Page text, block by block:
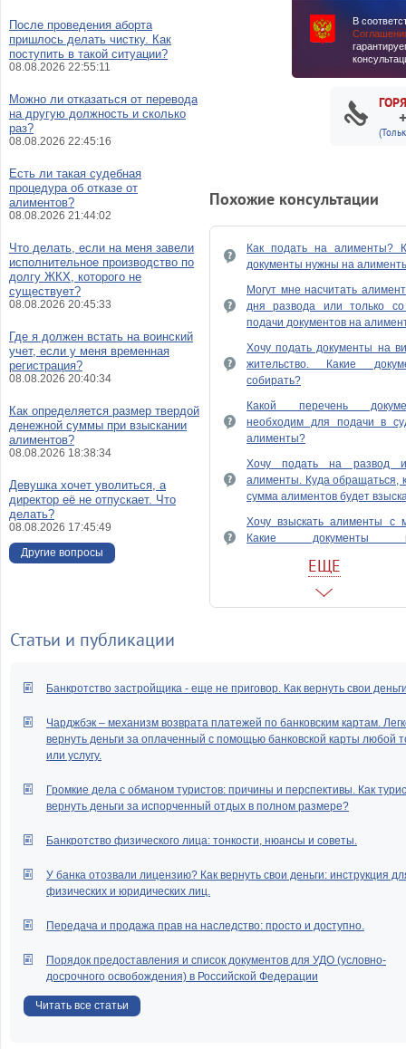
В
Похожие консультации
Как подать на алименты?
документы нужны на
Могут мне насчитать
дня развода или только
подачи документов на
Хочу подать документы на
жительство. Какие
собирать?
Какой перечень
необходим для подачи в
алименты?
Хочу подать на развод
алименты. Куда обращаться,
сумма алиментов будет
Хочу взыскать алименты с
Какие документы
Подскажите
правильно сделать
взыскании алиментов.
рассчитывать на
алиментов? Как они
Хочу подать на алименты.
этого и с чего начать?
взыскании алиментов в
Как осуществляется расчет
официального
алиментов?
ЕЩЕ
После проведения аборта
пришлось делать чистку. Как
поступить в такой ситуации?
08.08.2026 22:55:11
Можно ли отказаться от перевода
на другую должность и сколько
раз?
08.08.2026 22:45:16
Есть ли такая судебная
процедура об отказе от
алиментов?
08.08.2026 21:44:02
Что делать, если на меня завели
исполнительное производство по
долгу ЖКХ, которого не
существует?
08.08.2026 20:45:33
Где я должен встать на воинский
учет, если у меня временная
регистрация?
08.08.2026 20:40:34
Как определяется размер твердой
денежной суммы при взыскании
алиментов?
08.08.2026 18:38:34
Девушка хочет уволиться, а
директор её не отпускает. Что
делать?
08.08.2026 17:45:49
Другие вопросы
Статьи и публикации
Банкротство застройщика - еще не приговор. Как вернуть свои
Чарджбэк – механизм возврата платежей по банковским картам.
вернуть деньги за оплаченный с помощью банковской карты любой
или услугу.
Громкие дела с обманом туристов: причины и перспективы. Как
вернуть деньги за испорченный отдых в полном размере?
Банкротство физического лица: тонкости, нюансы и советы.
У банка отозвали лицензию? Как вернуть свои деньги: инструкция
физических и юридических лиц.
Передача и продажа прав на наследство: просто и доступно.
Порядок предоставления и список документов для УДО (условно-
досрочного освобождения) в Российской Федерации
Читать все статьи